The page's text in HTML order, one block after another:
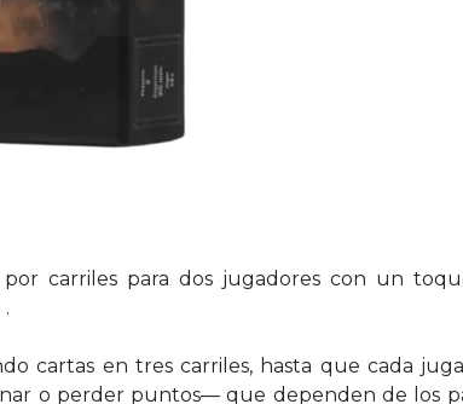
carriles para dos jugadores con un
cartas en tres carriles, hasta que cada
o perder puntos— que dependen de los